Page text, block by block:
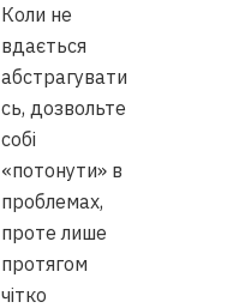
Коли не
вдається
абстрагувати
сь, дозвольте
собі
«потонути» в
проблемах,
проте лише
протягом
чітко